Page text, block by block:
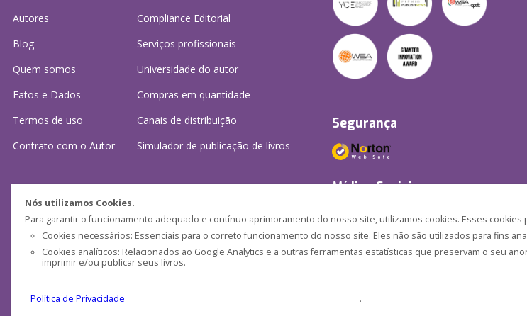
Nós utilizamos Cookies.
Para garantir o funcionamento adequado e contínuo aprimoramento do nosso site, utilizamos cookies. Esses
Cookies necessários: Essenciais para o correto funcionamento do nosso site. Eles não são utilizados para fins
Cookies analíticos: Relacionados ao Google Analytics e a outras ferramentas estatísticas que preservam o seu
imprimir e/ou publicar seus livros.
Política de Privacidade .
Autores
Blog
Quem somos
Fatos e Dados
Termos de uso
Contrato com o Autor
Compliance Editorial
Serviços profissionais
Universidade do autor
Compras em quantidade
Canais de distribuição
Simulador de publicação de livros
Precisa de ajuda?
Perguntas frequentes
Fale conosco: (atendimento@clubedeautores.pt)
Segurança
Mídias Sociais